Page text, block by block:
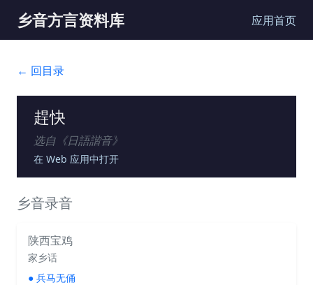
乡音方言资料库 应用首页
← 回目录
趕快
选自《日語諧音》
在 Web 应用中打开
乡音录音
陕西宝鸡
家乡话
● 兵马无俑